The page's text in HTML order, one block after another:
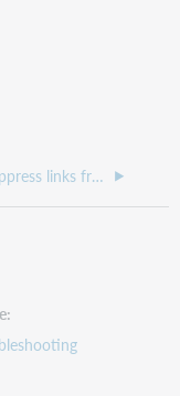
Can I suppress links from MARC 856 fields in FirstSearch?